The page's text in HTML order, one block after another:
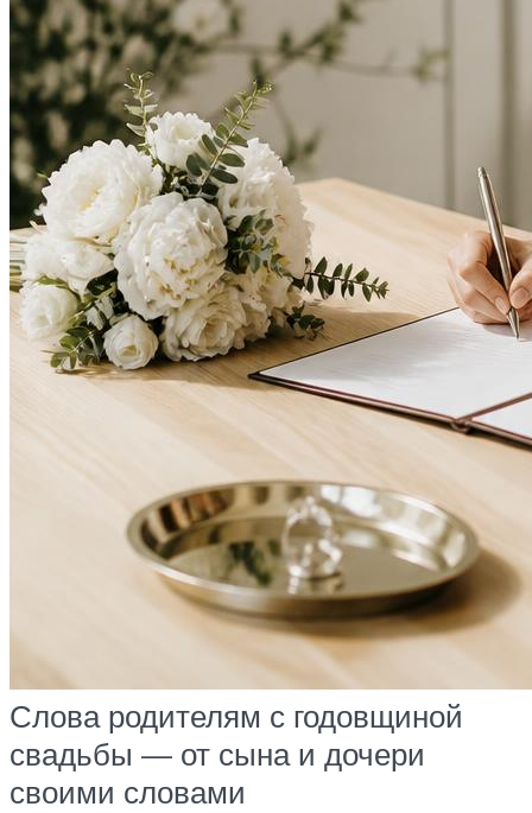
Слова родителям с годовщиной
свадьбы — от сына и дочери
своими словами